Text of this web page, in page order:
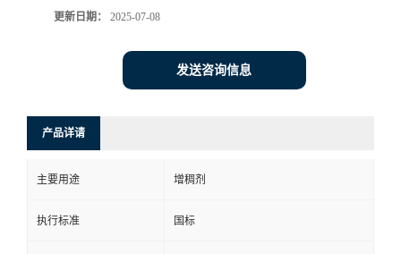
更新日期： 2025-07-08
发送咨询信息
产品详请
主要用途 增稠剂
执行标准 国标